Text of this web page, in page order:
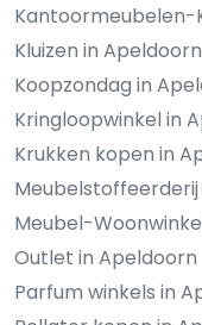
Kantoormeubelen-
Kluizen in Apeldoorn
Koopzondag in
Kringloopwinkel in
Krukken kopen in
Meubel-
Outlet in Apeldoorn
Parfum winkels in